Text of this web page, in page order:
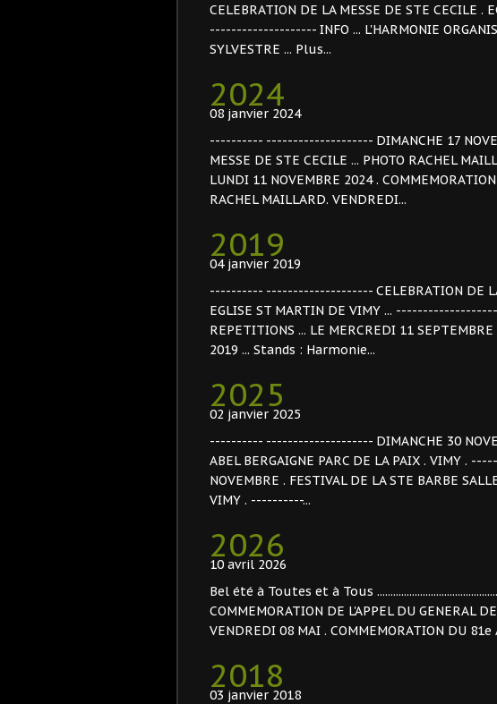
CELEBRATION DE LA MESSE DE STE CECILE
-------------------- INFO ... L'HARMONIE
SYLVESTRE ... Plus...
2024
08 janvier 2024
---------- -------------------- DIMANCHE 17
MESSE DE STE CECILE ... PHOTO RACHEL
LUNDI 11 NOVEMBRE 2024 .
RACHEL MAILLARD. VENDREDI...
2019
04 janvier 2019
---------- -------------------- CELEBRATION DE LA
EGLISE ST MARTIN DE VIMY ...
REPETITIONS ... LE MERCREDI 11
2019 ... Stands : Harmonie...
2025
02 janvier 2025
---------- -------------------- DIMANCHE 30
ABEL BERGAIGNE PARC DE LA PAIX . VIMY
NOVEMBRE . FESTIVAL DE LA STE BARBE
VIMY . ----------...
2026
10 avril 2026
Bel été à Toutes et à Tous
COMMEMORATION DE L'APPEL DU GENERAL
VENDREDI 08 MAI . COMMEMORATION DU 81e
2018
03 janvier 2018